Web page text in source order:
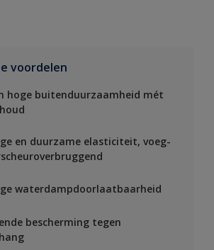
voordelen
hoge buitenduurzaamheid mét
en duurzame elasticiteit, voeg-
waterdampdoorlaatbaarheid
bescherming tegen